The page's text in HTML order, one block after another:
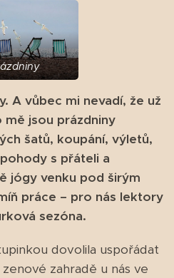
A vůbec mi nevadí, že už
mě jsou prázdniny
šatů, koupání, výletů,
s přáteli a
jógy venku pod širým
práce – pro nás lektory
sezóna.
dovolila uspořádat
zahradě u nás ve